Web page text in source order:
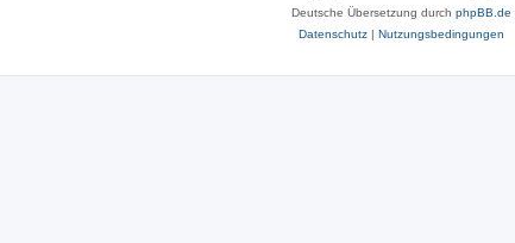
Deutsche Übersetzung durch phpBB.de
Datenschutz| Nutzungsbedingungen